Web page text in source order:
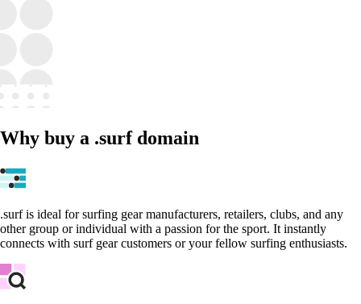
Why buy a .surf domain
.surf is ideal for surfing gear manufacturers, retailers, clubs, and any
other group or individual with a passion for the sport. It instantly
connects with surf gear customers or your fellow surfing enthusiasts.